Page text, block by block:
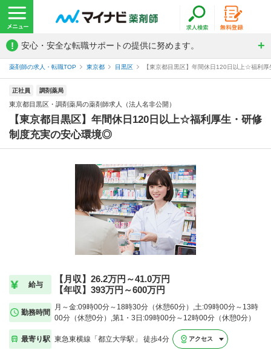
! 安心・安全な転職サポートの提供に努めます。
薬剤師の求人・転職TOP 東京都 目黒区 【東京都目黒区】年間休日120日以上☆福利
正社員 調剤薬局
東京都目黒区・調剤薬局の薬剤師求人（法人名非公開）
【東京都目黒区】年間休日120日以上☆福利厚生・研修
制度充実の安心環境◎
給与
【月収】26.2万円～41.0万円
【年収】393万円～600万円
勤務時間
月～金:09時00分～18時30分（休憩60分）,土:09時00分～13時
00分（休憩0分）,第1・3日:09時00分～12時00分（休憩0分）
最寄り駅 東急東横線「都立大学駅」 徒歩4分 アクセス